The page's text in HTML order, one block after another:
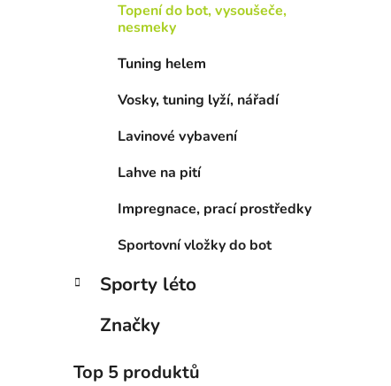
Topení do bot, vysoušeče,
nesmeky
Tuning helem
Vosky, tuning lyží, nářadí
Lavinové vybavení
Lahve na pití
Impregnace, prací prostředky
Sportovní vložky do bot
Sporty léto
Značky
Top 5 produktů